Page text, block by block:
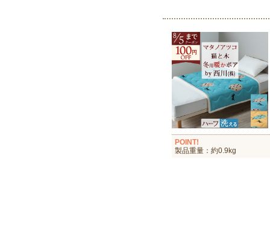
POINT!
製品重量：約0.9kg